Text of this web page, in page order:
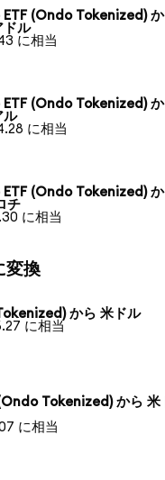
(Ondo Tokenized) か
ドル
に相当
(Ondo Tokenized) か
ル
に相当
(Ondo Tokenized) か
チ
に相当
変換
から 米ドル
に相当
Tokenized) から 米
に相当